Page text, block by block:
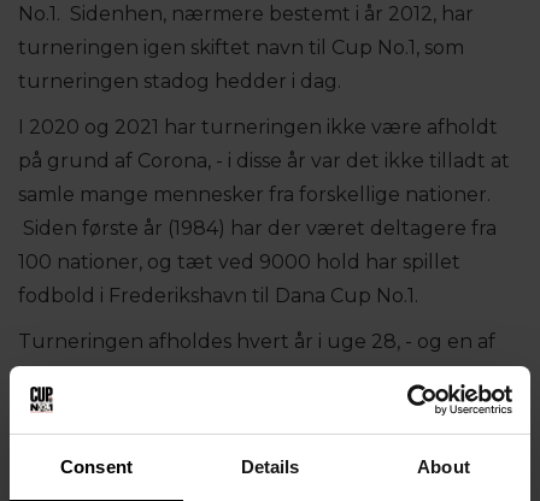
Consent Details About
No.1. Sidenhen, nærmere bestemt i år 2012, har
turneringen igen skiftet navn til Cup No.1, som
turneringen stadog hedder i dag.
I 2020 og 2021 har turneringen ikke være afholdt
på grund af Corona, - i disse år var det ikke tilladt at
samle mange mennesker fra forskellige nationer.
Siden første år (1984) har der været deltagere fra
100 nationer, og tæt ved 9000 hold har spillet
fodbold i Frederikshavn til Dana Cup No.1.
Turneringen afholdes hvert år i uge 28, - og en af
et sted.